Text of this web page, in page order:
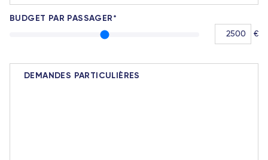
BUDGET PAR PASSAGER
BUDGET
€
DEMANDES PARTICULIÈRES